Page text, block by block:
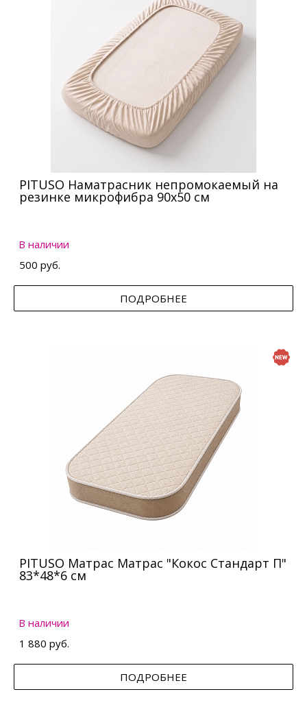
PITUSO Наматрасник непромокаемый на
резинке микрофибра 90х50 см
В наличии
500 руб.
ПОДРОБНЕЕ
PITUSO Матрас Матрас "Кокос Стандарт П"
83*48*6 см
В наличии
1 880 руб.
ПОДРОБНЕЕ